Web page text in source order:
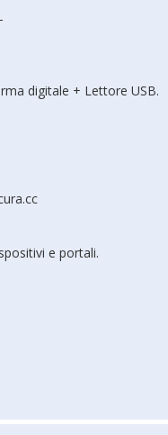
-
digitale + Lettore USB.
e portali.